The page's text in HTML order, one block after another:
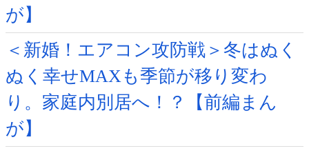
が】
＜新婚！エアコン攻防戦＞冬はぬく
ぬく幸せMAXも季節が移り変わ
り。家庭内別居へ！？【前編まん
が】